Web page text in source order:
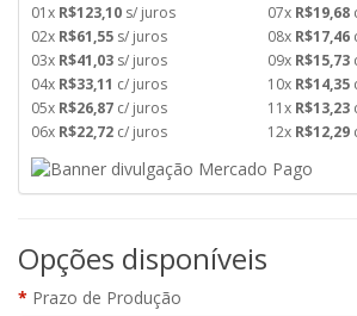
01x R$123,10 s/ juros
02x R$61,55 s/ juros
03x R$41,03 s/ juros
04x R$33,11 c/ juros
05x R$26,87 c/ juros
06x R$22,72 c/ juros
07x R$19,68
08x R$17,46
09x R$15,73
10x R$14,35
11x R$13,23
12x R$12,29
Opções disponíveis
Prazo de Produção